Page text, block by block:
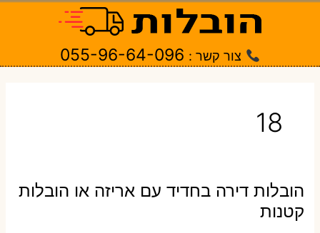
צור קשר : 055-96-64-096
18
הובלות דירה בחדיד עם אריזה או הובלות
קטנות